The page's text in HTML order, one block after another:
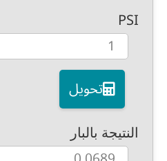
PSI
تحويل
النتيجة بالبار